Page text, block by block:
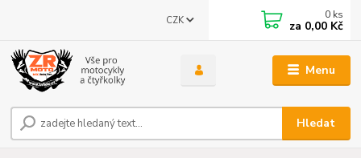
Menu
CZK
Hledat
0 ks
za 0,00 Kč